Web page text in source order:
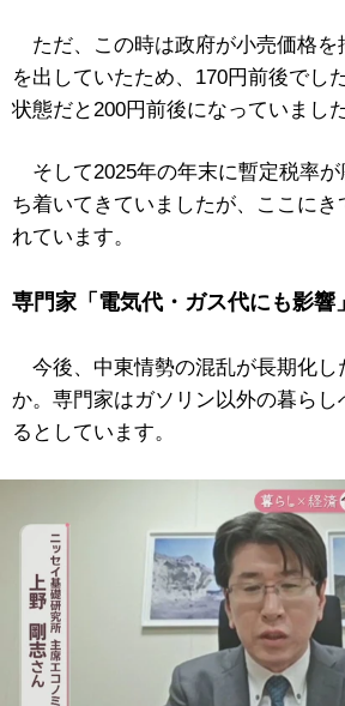
ただ、この時は政府が小売価格を
を出していたため、170円前後でし
状態だと200円前後になっていました
そして2025年の年末に暫定税率が
ち着いてきていましたが、ここにき
れています。
専門家「電気代・ガス代にも影響」
今後、中東情勢の混乱が長期化し
か。専門家はガソリン以外の暮ら
るとしています。